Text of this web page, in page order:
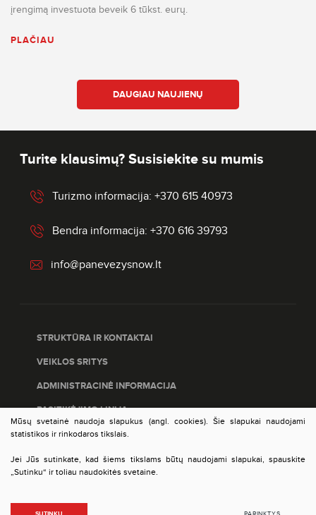
įrengimą investuota beveik 6 tūkst. eurų.
PLAČIAU
DAUGIAU NAUJIENŲ
Turite klausimų? Susisiekite su mumis
Turizmo informacija: +370 615 40973
Bendra informacija: +370 616 39793
info@panevezysnow.lt
STRUKTŪRA IR KONTAKTAI
VEIKLOS SRITYS
ADMINISTRACINĖ INFORMACIJA
PASITIKĖJIMO LINIJA
PASLAUGŲ ĮVERTINIMAS
DUOMENŲ APSAUGA
© 2023 VšĮ Panevėžio plėtros agentūra. Visos teisės
Mūsų svetainė naudoja slapukus (angl. cookies). Šie slapukai naudojami
statistikos ir rinkodaros tikslais.
Jei Jūs sutinkate, kad šiems tikslams būtų naudojami slapukai, spauskite
„Sutinku“ ir toliau naudokitės svetaine.